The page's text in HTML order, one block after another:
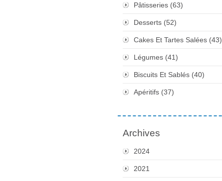
Pâtisseries (63)
Desserts (52)
Cakes Et Tartes Salées (43)
Légumes (41)
Biscuits Et Sablés (40)
Apéritifs (37)
Archives
2024
2021